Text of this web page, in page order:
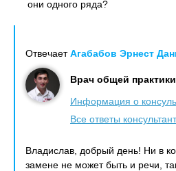
они одного ряда?
ОтвечаетАгабабов Эрнест
Врач общей практики
Информация о
Все ответы
Владислав, добрый день! Ни в
замене не может быть и речи,